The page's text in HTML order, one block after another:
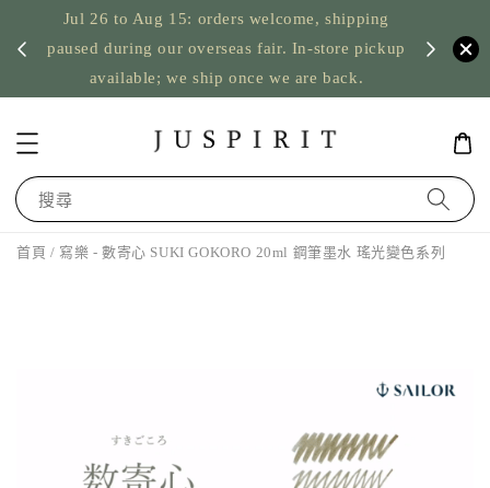
Jul 26 to Aug 15: orders welcome, shipping
paused during our overseas fair. In-store pickup
available; we ship once we are back.
US
搜尋
首頁 / 寫樂 - 數寄心 SUKI GOKORO 20ml 鋼筆墨水 瑤光變色系列